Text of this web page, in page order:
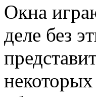
Окна
деле без